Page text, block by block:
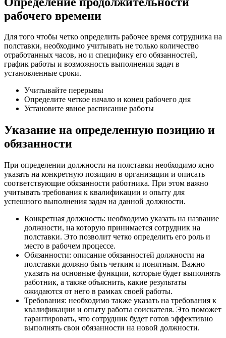
рабочего времени
Для того чтобы четко определить рабочее время сотрудника на
полставки, необходимо учитывать не только количество
отработанных часов, но и специфику его обязанностей,
график работы и возможность выполнения задач в
установленные сроки.
Учитывайте перерывы
Определите четкое начало и конец рабочего дня
Установите явное расписание работы
Указание на определенную позицию и
обязанности
При определении должности на полставки необходимо ясно
указать на конкретную позицию в организации и описать
соответствующие обязанности работника. При этом важно
учитывать требования к квалификации и опыту для
успешного выполнения задач на данной должности.
Конкретная должность: необходимо указать на название
должности, на которую принимается сотрудник на
полставки. Это позволит четко определить его роль и
место в рабочем процессе.
Обязанности: описание обязанностей должности на
полставки должно быть четким и понятным. Важно
указать на основные функции, которые будет выполнять
работник, а также объяснить, какие результаты
ожидаются от него в рамках своей работы.
Требования: необходимо также указать на требования к
квалификации и опыту работы соискателя. Это поможет
гарантировать, что сотрудник будет готов эффективно
выполнять свои обязанности на новой должности.